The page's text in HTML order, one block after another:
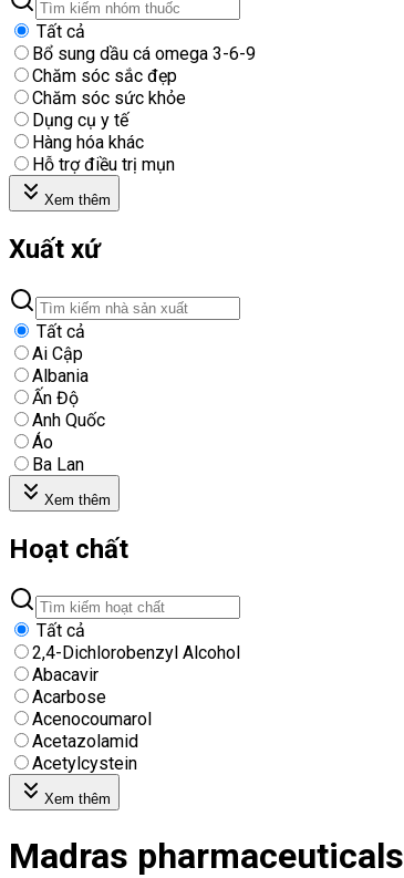
Tất cả
Bổ sung dầu cá omega 3-6-9
Chăm sóc sắc đẹp
Chăm sóc sức khỏe
Dụng cụ y tế
Hàng hóa khác
Hỗ trợ điều trị mụn
Xem thêm
Xuất xứ
Tất cả
Ai Cập
Albania
Ấn Độ
Anh Quốc
Áo
Ba Lan
Xem thêm
Hoạt chất
Tất cả
2,4-Dichlorobenzyl Alcohol
Abacavir
Acarbose
Acenocoumarol
Acetazolamid
Acetylcystein
Xem thêm
Madras pharmaceuticals